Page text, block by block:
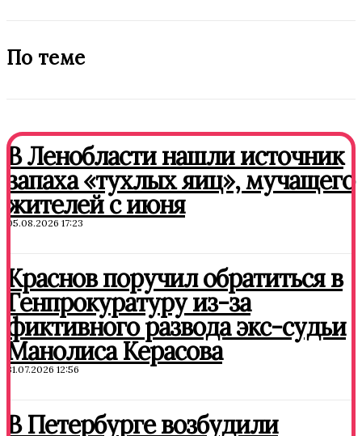
По теме
В Ленобласти нашли источник
запаха «тухлых яиц», мучащего
жителей с июня
05.08.2026 17:23
Краснов поручил обратиться в
Генпрокуратуру из-за
фиктивного развода экс-судьи
Манолиса Керасова
31.07.2026 12:56
В Петербурге возбудили